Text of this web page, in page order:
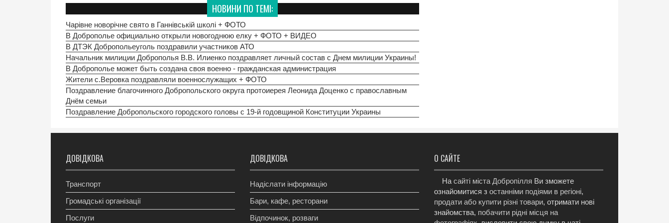
НОВИНИ ПО ТЕМІ:
Чарівне новорічне свято в Ганнівській школі + ФОТО
В Доброполье официально открыли новогоднюю елку + ФОТО + ВИДЕО
В ДТЭК Добропольеуголь поздравили участников АТО
Начальник милиции Доброполья В.В. Илиенко поздравляет личный состав с Днем милиции Украины!
В Доброполье может быть создана своя военно - гражданская администрация
Жители с.Веровка поздравляли военнослужащих + ФОТО
Поздравление благочинного Добропольского округа протоиерея Леонида Доценко с православным
Днём семьи
Поздравление Добропольского городского головы с 19-й годовщиной Конституции Украины
ДОВІДКОВА
Транспорт
Громадські організації
Послуги
ДОВІДКОВА
Надіслати інформацію
Бари, кафе, ресторани
Відпочинок, розваги
О САЙТЕ
На сайті міста Добропілля Ви зможете
ознайомитися з останніми подіями в регіоні,
продати або купити різні товари, отримати нові
знайомства, побачити рідні місця на